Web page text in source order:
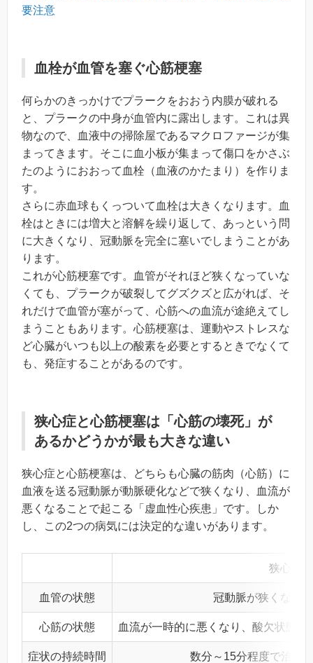
要注意
血栓が血管を塞ぐ心筋梗塞
何らかのきっかけでプラークをおおう内膜が破れる
と、プラークの中身が血管内に露出します。これは異
物なので、血液中の掃除屋であるマクロファージが集
まってきます。そこに血小板が集まって傷口をかさぶ
たのようにおおって血栓（血液のかたまり）を作りま
す。
さらに赤血球もくっついて血栓は大きくなります。血
栓はときには増大と溶解を繰り返して、あっという問
に大きくなり、冠動脈を完全に塞いでしまうことがあ
ります。
これが心筋梗塞です。血管がそれほど狭くなっていな
くても、プラークが破裂してグズクズと広がれば、そ
れだけで血管が塞がって、心筋への血流が途絶えてし
まうこともあります。心筋梗塞は、運動やストレスな
ど心臓がいつも以上の酸素を必要とするときでなくて
も、発症することがあるのです。
狭心症と心筋梗塞は「心筋の壊死」が
あるかどうかが最も大きな違い
狭心症と心筋梗塞は、どちらも心臓の筋肉（心筋）に
血液を送る冠動脈が動脈硬化などで狭くなり、血流が
悪くなることで起こる「虚血性心疾患」です。しか
し、この2つの病気には決定的な違いがあります。
狭心症
血管の状態 冠動脈が狭くなっ
心筋の状態 血流が一時的に悪くなり、酸欠状態
症状の持続時間 数分～15分程度で治ま